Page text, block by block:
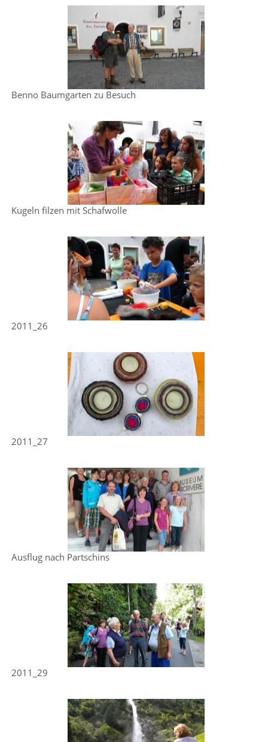
Benno Baumgarten zu Besuch
Kugeln filzen mit Schafwolle
2011_26
2011_27
Ausflug nach Partschins
2011_29